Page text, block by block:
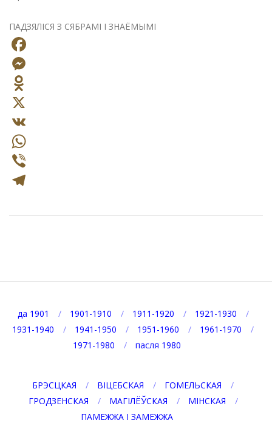
ПАДЗЯЛІСЯ З СЯБРАМІ І ЗНАЁМЫМІ
Facebook
Messenger
Odnoklassniki
X
VK
WhatsApp
Viber
да 1901 1901-1910 1911-1920
1921-1930
1931-1940
1941-1950 1951-1960
1961-1970
1971-1980
пасля 1980
БРЭСЦКАЯ ВІЦЕБСКАЯ
ГОМЕЛЬСКАЯ
ГРОДЗЕНСКАЯ
МАГІЛЁЎСКАЯ
МІНСКАЯ
ПАМЕЖЖА І ЗАМЕЖЖА